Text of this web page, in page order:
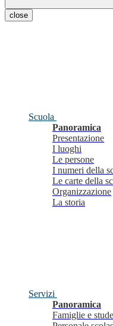
close
Scuola
Panoramica
Presentazione
I luoghi
Le persone
I numeri della
Le carte della
Organizzazione
La storia
Servizi
Panoramica
Famiglie e